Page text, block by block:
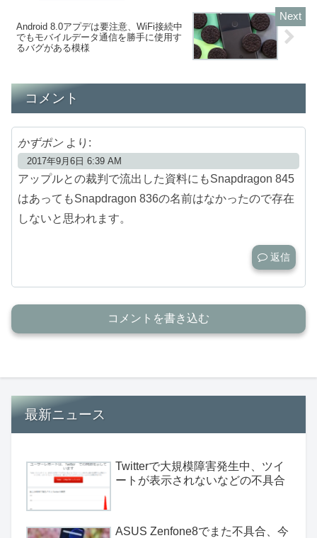
Android 8.0アプデは要注意、WiFi接続中
でもモバイルデータ通信を勝手に使用す
るバグがある模様
コメント
かずポン より:
2017年9月6日 6:39 AM
アップルとの裁判で流出した資料にもSnapdragon 845
はあってもSnapdragon 836の名前はなかったので存在
しないと思われます。
返信
コメントを書き込む
最新ニュース
Twitterで大規模障害発生中、ツイ
ートが表示されないなどの不具合
ASUS Zenfone8でまた不具合、今